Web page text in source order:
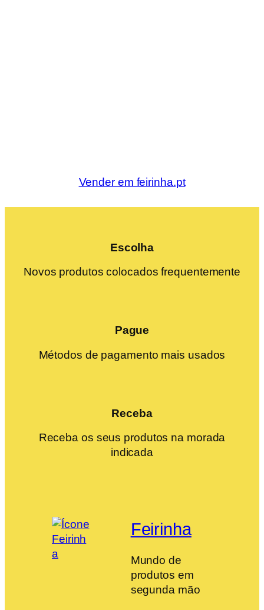
Vender em feirinha.pt
Escolha
Novos produtos colocados frequentemente
Pague
Métodos de pagamento mais usados
Receba
Receba os seus produtos na morada
indicada
Feirinha
Mundo de
produtos em
segunda mão